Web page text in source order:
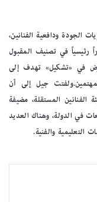
الجودة ودافعية الفنانين،
رئيسياً في تصنيف المقبول
في «تشكيل» تهدف إلى
جيل إلى أن
المستقلة، مضيفة
في الدولة، وهناك العديد
التعليمية والفنية.